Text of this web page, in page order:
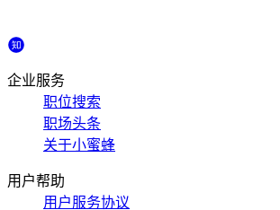
企业服务
职位搜索
职场头条
关于小蜜蜂
用户帮助
用户服务协议